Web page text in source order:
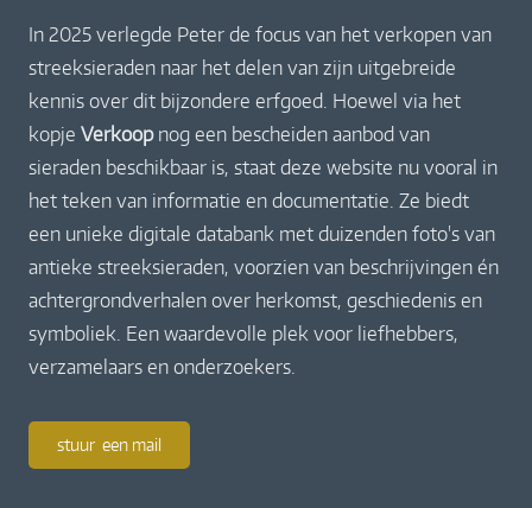
In 2025 verlegde Peter de focus van het verkopen van
streeksieraden naar het delen van zijn uitgebreide
kennis over dit bijzondere erfgoed. Hoewel via het
kopje Verkoopnog een bescheiden aanbod van
sieraden beschikbaar is, staat deze website nu vooral in
het teken van informatie en documentatie. Ze biedt
een unieke digitale databank met duizenden foto's van
antieke streeksieraden, voorzien van beschrijvingen én
achtergrondverhalen over herkomst, geschiedenis en
symboliek. Een waardevolle plek voor liefhebbers,
verzamelaars en onderzoekers.
stuur een mail